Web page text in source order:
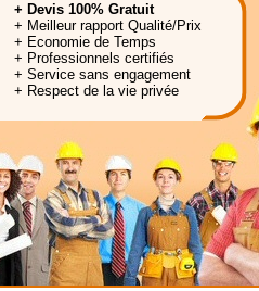
+ Devis 100% Gratuit
+ Meilleur rapport Qualité/Prix
+ Economie de Temps
+ Professionnels certifiés
+ Service sans engagement
+ Respect de la vie privée